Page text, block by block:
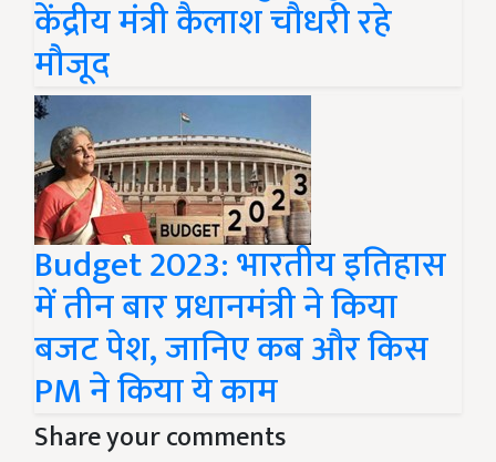
केंद्रीय मंत्री कैलाश चौधरी रहे
मौजूद
Budget 2023: भारतीय इतिहास
में तीन बार प्रधानमंत्री ने किया
बजट पेश, जानिए कब और किस
PM ने किया ये काम
Share your comments